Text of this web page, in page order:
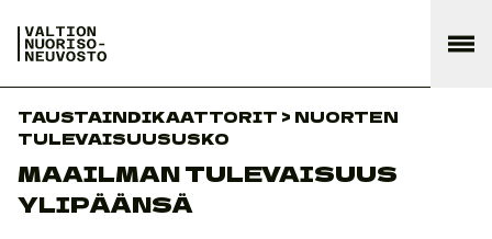
TAUSTAINDIKAATTORIT > NUORTEN
TULEVAISUUSUSKO
MAAILMAN TULEVAISUUS
YLIPÄÄNSÄ